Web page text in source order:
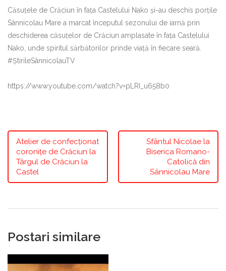
Căsuțele de Crăciun în fața Castelului Nako și-au deschis porțile
Sânnicolau Mare a marcat începutul sezonului de iarnă prin
deschiderea căsuțelor de Crăciun amplasate în fața Castelului
Nako, unde spiritul sărbătorilor prinde viață în fiecare seară.
#ȘtirileSânnicolauTV
https://www.youtube.com/watch?v=pLRI_u658b0
Atelier de confecționat
coronițe de Crăciun la
Târgul de Crăciun la
Castel
Sfântul Nicolae la
Biserica Romano-
Catolică din
Sânnicolau Mare
Postari similare